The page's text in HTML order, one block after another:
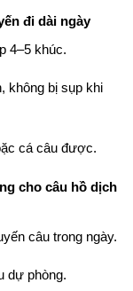
đi dài ngày
4–5 khúc.
không bị sụp khi
cá câu được.
cho câu hồ dịch
câu trong ngày.
dự phòng.